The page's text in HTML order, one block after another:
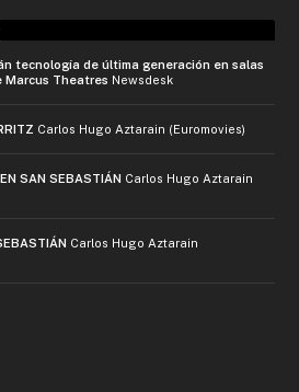
tecnología de última generación en salas
Marcus Theatres Newsdesk
Carlos Hugo Aztarain (Euromovies)
SAN SEBASTIÁN Carlos Hugo Aztarain
Carlos Hugo Aztarain